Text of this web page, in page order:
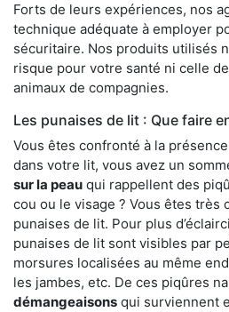
Forts de leurs expériences, nos
technique adéquate à employer
sécuritaire. Nos produits utilisés
risque pour votre santé ni celle
animaux de compagnies.
Les punaises de lit : Que faire
Vous êtes confronté à la
dans votre lit, vous avez un
sur la peau qui rappellent des
cou ou le visage ? Vous êtes très
punaises de lit. Pour plus
punaises de lit sont visibles par
morsures localisées au même
les jambes, etc. De ces piqûres
démangeaisons qui surviennent